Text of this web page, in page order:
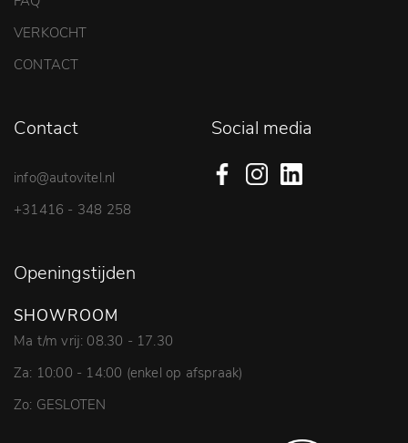
VERKOCHT
CONTACT
Contact
info@autovitel.nl
+31416 - 348 258
Social media
Openingstijden
SHOWROOM
Ma t/m vrij: 08.30 - 17.30
Za: 10:00 - 14:00 (enkel op afspraak)
Zo: GESLOTEN